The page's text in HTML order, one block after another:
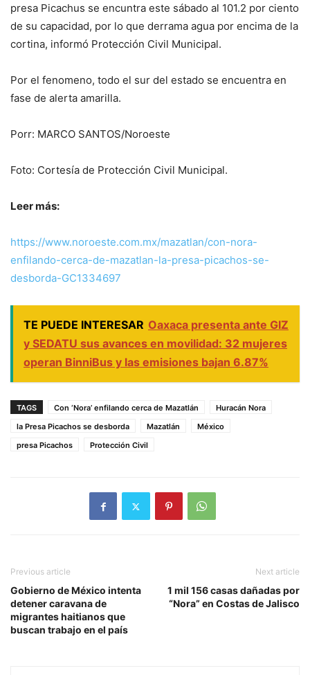
presa Picachus se encuntra este sábado al 101.2 por ciento
de su capacidad, por lo que derrama agua por encima de la
cortina, informó Protección Civil Municipal.
Por el fenomeno, todo el sur del estado se encuentra en
fase de alerta amarilla.
Porr: MARCO SANTOS/Noroeste
Foto: Cortesía de Protección Civil Municipal.
Leer más:
https://www.noroeste.com.mx/mazatlan/con-nora-
enfilando-cerca-de-mazatlan-la-presa-picachos-se-
desborda-GC1334697
TE PUEDE INTERESAR Oaxaca presenta ante GIZ
y SEDATU sus avances en movilidad: 32 mujeres
operan BinniBus y las emisiones bajan 6.87%
TAGS Con ‘Nora’ enfilando cerca de Mazatlán
Huracán Nora
la Presa Picachos se desborda
Mazatlán
México
presa Picachos
Protección Civil
Previous article
Gobierno de México intenta
detener caravana de
migrantes haitianos que
buscan trabajo en el país
Next article
1 mil 156 casas dañadas por
“Nora” en Costas de Jalisco